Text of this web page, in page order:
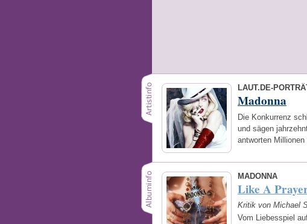
LAUT.DE-
Madonna
Die Konkurrenz
und sägen
antworten
MADONNA
Like A
Kritik von Michael
Vom Liebesspiel